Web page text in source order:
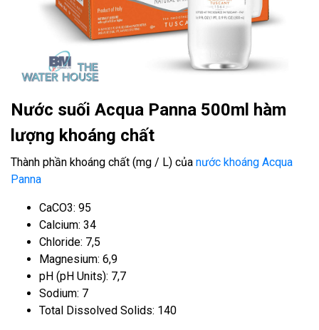
Nước suối Acqua Panna 500ml hàm
lượng khoáng chất
Thành phần khoáng chất (mg / L) của nước khoáng Acqua
Panna
CaCO3: 95
Calcium: 34
Chloride: 7,5
Magnesium: 6,9
pH (pH Units): 7,7
Sodium: 7
Total Dissolved Solids: 140